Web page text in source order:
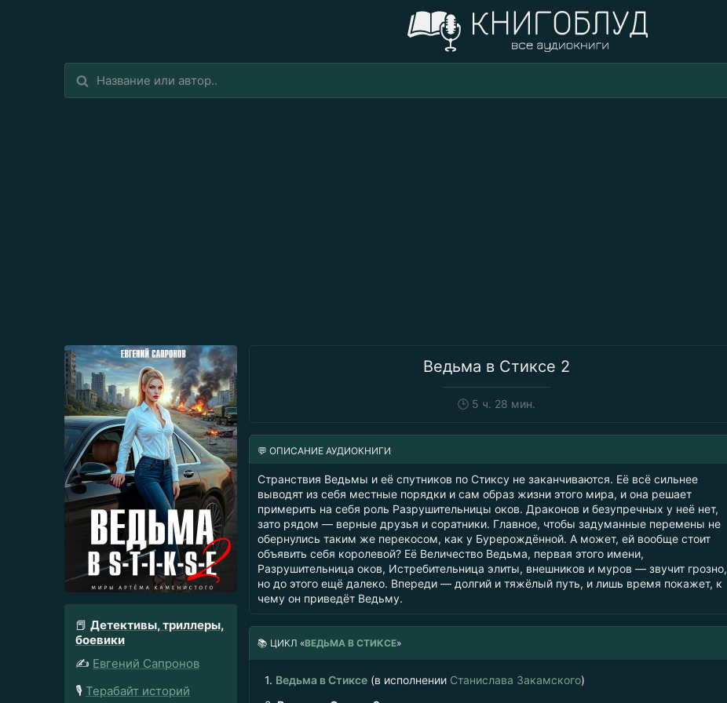
Ведьма в Стиксе 2
🕒5 ч. 28 мин.
📕 Детективы, триллеры,
боевики
✍️ Евгений Сапронов
🎙️ Терабайт историй
💬 ОПИСАНИЕ АУДИОКНИГИ
Странствия Ведьмы и её спутников по Стиксу не заканчиваются. Её всё сильнее
выводят из себя местные порядки и сам образ жизни этого мира, и она решает
примерить на себя роль Разрушительницы оков. Драконов и безупречных у неё нет,
зато рядом — верные друзья и соратники. Главное, чтобы задуманные перемены не
обернулись таким же перекосом, как у Бурерождённой. А может, ей вообще стоит
объявить себя королевой? Её Величество Ведьма, первая этого имени,
Разрушительница оков, Истребительница элиты, внешников и муров — звучит грозно,
но до этого ещё далеко. Впереди — долгий и тяжёлый путь, и лишь время покажет, к
чему он приведёт Ведьму.
📚 ЦИКЛ «ВЕДЬМА В СТИКСЕ»
1. Ведьма в Стиксе (в исполнении Станислава Закамского)